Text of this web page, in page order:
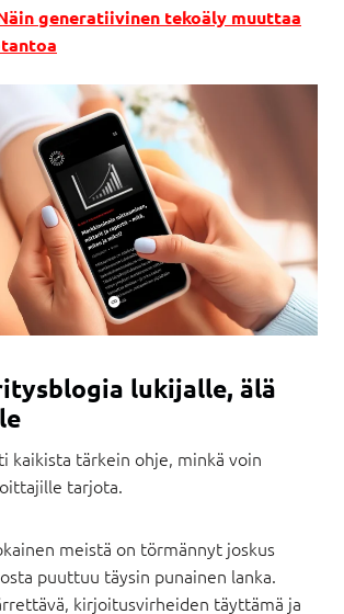
generatiivinen tekoäly muuttaa
lukijalle, älä
kaikista tärkein ohje, minkä voin
tarjota.
meistä on törmännyt joskus
puuttuu täysin punainen lanka.
kirjoitusvirheiden täyttämä ja